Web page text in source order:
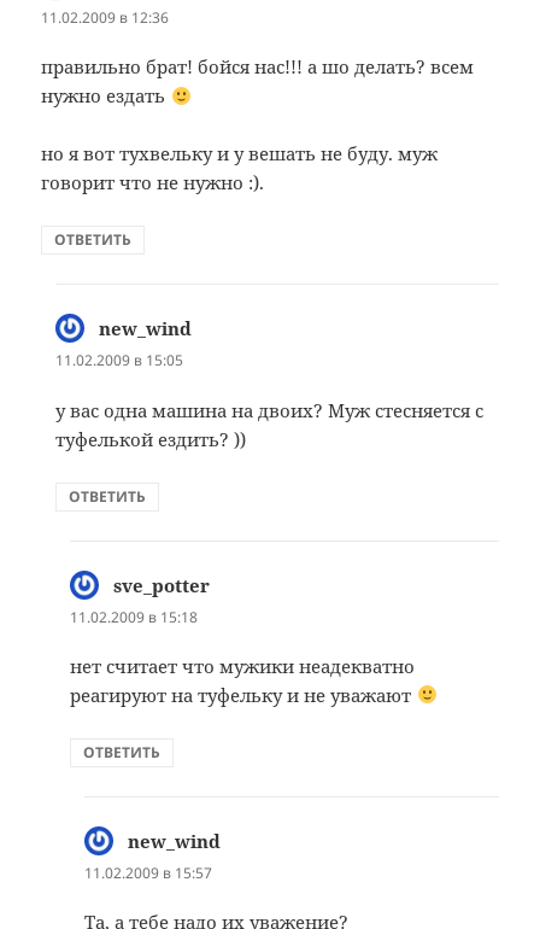
11.02.2009 в 12:36
правильно брат! бойся нас!!! а шо делать? всем
нужно ездать
но я вот тухвельку и у вешать не буду. муж
говорит что не нужно :).
ОТВЕТИТЬ
new_wind
11.02.2009 в 15:05
у вас одна машина на двоих? Муж стесняется с
туфелькой ездить? ))
ОТВЕТИТЬ
sve_potter
11.02.2009 в 15:18
нет считает что мужики неадекватно
реагируют на туфельку и не уважают
ОТВЕТИТЬ
new_wind
11.02.2009 в 15:57
Та, а тебе надо их уважение?